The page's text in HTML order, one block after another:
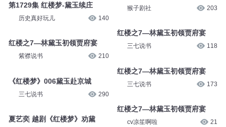
第1729集 红楼梦-黛玉续庄
历史真好玩儿 140
红楼之7—林黛玉初领贾府宴
紫襟说书 210
《红楼梦》006黛玉赴京城
三七说书 290
夏艺奕 越剧《红楼梦》劝黛
猴子剧社 203
红楼之7—林黛玉初领贾府宴
三七说书 118
红楼之7—林黛玉初领贾府宴
三七说书 173
红楼之7—林黛玉初领贾府宴
cv凉笙啊啦 21